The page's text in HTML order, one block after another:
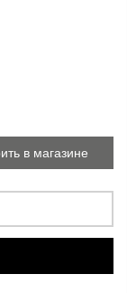
в магазине